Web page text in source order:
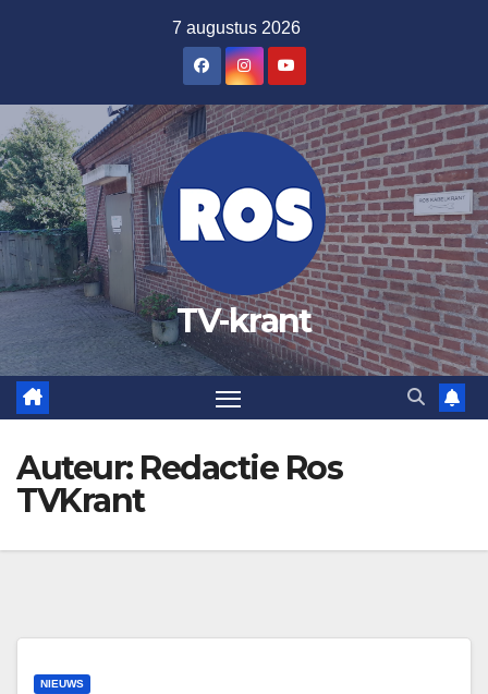
inhoud
7 augustus 2026
TV-krant
Auteur: Redactie Ros
TVKrant
NIEUWS